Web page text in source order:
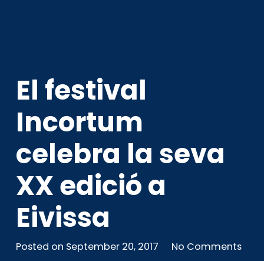
El festival
Incortum
celebra la seva
XX edició a
Eivissa
Posted on September 20, 2017 No Comments